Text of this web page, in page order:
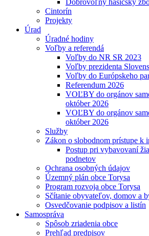
Dobrovoľný hasičský
Cintorín
Projekty
Úrad
Úradné hodiny
Voľby a referendá
Voľby do NR SR 2023
Voľby prezidenta
Voľby do Európskeho
Referendum 2026
VOĽBY do orgánov
október 2026
VOĽBY do orgánov
október 2026
Služby
Zákon o slobodnom prístupe k
Postup pri vybavovaní
podnetov
Ochrana osobných údajov
Územný plán obce Torysa
Program rozvoja obce Torysa
Sčítanie obyvateľov, domov a
Osvedčovanie podpisov a listín
Samospráva
Spôsob zriadenia obce
Prehľad predpisov